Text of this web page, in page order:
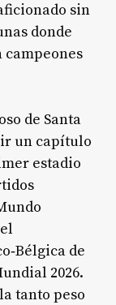
sin
donde
campeones
de Santa
un capítulo
estadio
de
2026.
tanto peso